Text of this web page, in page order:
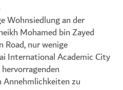
Wohnsiedlung an der
Mohamed bin Zayed
Road, nur wenige
International Academic City
zu